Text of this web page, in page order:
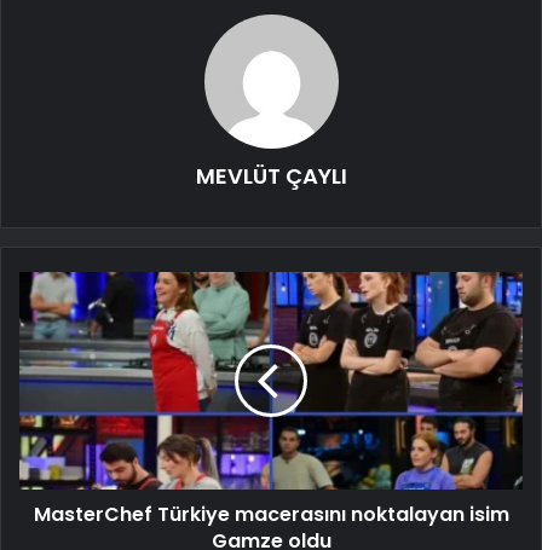
MEVLÜT ÇAYLI
MasterChef Türkiye macerasını noktalayan isim
Gamze oldu